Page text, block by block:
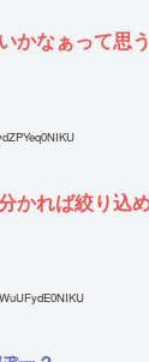
かなぁって思う
かれば絞り込